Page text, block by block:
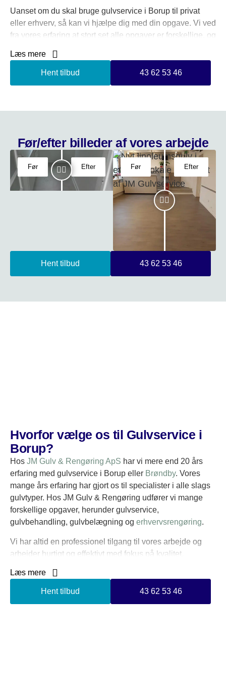
Uanset om du skal bruge gulvservice i Borup til privat
eller erhverv, så kan vi hjælpe dig med din opgave. Vi ved
fra vores erfaring at stort set alle opgaver er forskellige, og
efter hvilken slags kunde den skal udføres for.
Læs mere
Hent tilbud 43 62 53 46
Før/efter billeder af vores arbejde
Før Efter Før Efter
Hent tilbud 43 62 53 46
Hvorfor vælge os til Gulvservice i
Borup?
Hos JM Gulv & Rengøring ApS har vi mere end 20 års
erfaring med gulvservice i Borup eller Brøndby. Vores
mange års erfaring har gjort os til specialister i alle slags
gulvtyper. Hos JM Gulv & Rengøring udfører vi mange
forskellige opgaver, herunder gulvservice,
gulvbehandling, gulvbelægning og erhvervsrengøring.
Vi har altid en professionel tilgang til vores arbejde og
arbejder hurtigt og effektivt med fokus på kvalitet.
Vi leverer holdbare løsninger og anvender kun
Læs mere
Hent tilbud 43 62 53 46